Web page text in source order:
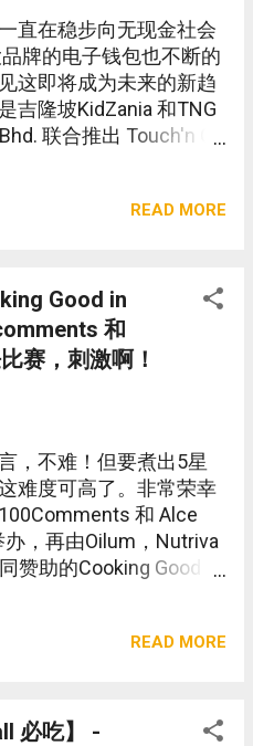
直在稳步向无现金社会
牌的电子钱包也不断的
这即将成为未来的新趋
吉隆坡KidZania 和TNG
联合推出 Touch'n Go
READ MORE
Good in
和
赛，刺激啊！
，不难！但要煮出5星
难度可高了。非常荣幸
和 Alce
办，再由Oilum，Nutriva
赞助的Cooking Good ,
是一场烹饪比赛。READ MORE
必吃】 -